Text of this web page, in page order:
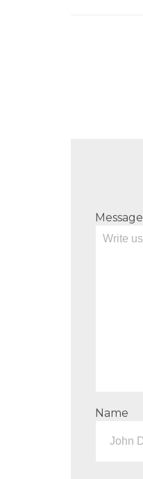
Message
Name